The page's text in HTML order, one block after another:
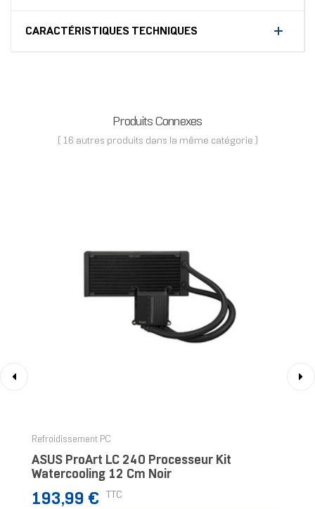
CARACTÉRISTIQUES TECHNIQUES
Produits Connexes
( 16 autres produits dans la même catégorie )
Refroidissement PC
ASUS ProArt LC 240 Processeur Kit
Watercooling 12 Cm Noir
Prix
193,99 € TTC